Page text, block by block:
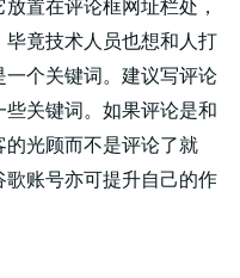
置在评论框网址栏处，
竟技术人员也想和人打
个关键词。建议写评论
关键词。如果评论是和
光顾而不是评论了就
账号亦可提升自己的作